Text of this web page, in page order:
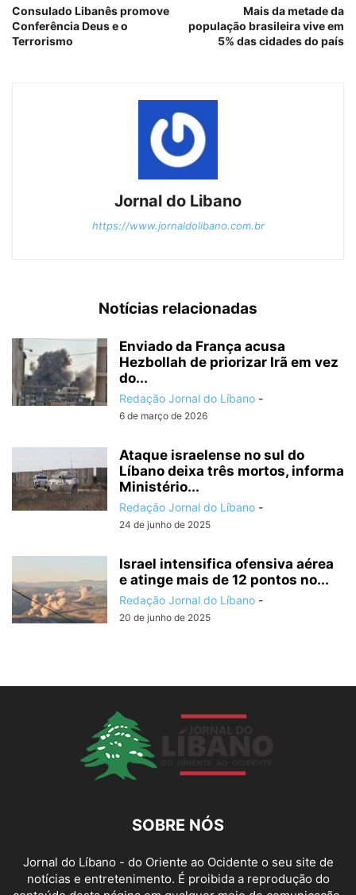
Consulado Libanês promove
Conferência Deus e o
Terrorismo
Mais da metade da
população brasileira vive em
5% das cidades do país
Jornal do Libano
https://www.jornaldolibano.com.br
Notícias relacionadas
Enviado da França acusa
Hezbollah de priorizar Irã em vez
do...
Redação Jornal do Líbano -
6 de março de 2026
Ataque israelense no sul do
Líbano deixa três mortos, informa
Ministério...
Redação Jornal do Líbano -
24 de junho de 2025
Israel intensifica ofensiva aérea
e atinge mais de 12 pontos no...
Redação Jornal do Líbano -
20 de junho de 2025
SOBRE NÓS
Jornal do Líbano - do Oriente ao Ocidente o seu site de
notícias e entretenimento. É proibida a reprodução do